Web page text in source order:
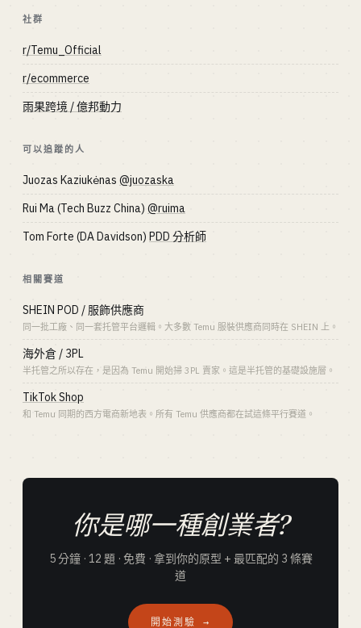
社群
r/Temu_Official
r/ecommerce
雨果跨境 / 億邦動力
可以追蹤的人
Juozas Kaziukėnas @juozaska
Rui Ma (Tech Buzz China) @ruima
Tom Forte (DA Davidson) PDD 分析師
相關賽道
SHEIN POD / 服飾供應商
同一批工廠、同一套托管平台邏輯。大多數 Temu 服裝供應商同時在 SHEIN 上。
海外倉 / 3PL
半托管之所以存在，是因為 Temu 開始掃 3PL 賣家。這是半托管的基礎設施層。
TikTok Shop
和 Temu 同期的西方電商新地表。所有 Temu 供應商都在試這條平行賽道。
你是哪一種創業者?
5 分鐘 · 12 題 · 免費 · 拿到你的原型 + 最匹配的 3 條賽
道
開始測驗 →